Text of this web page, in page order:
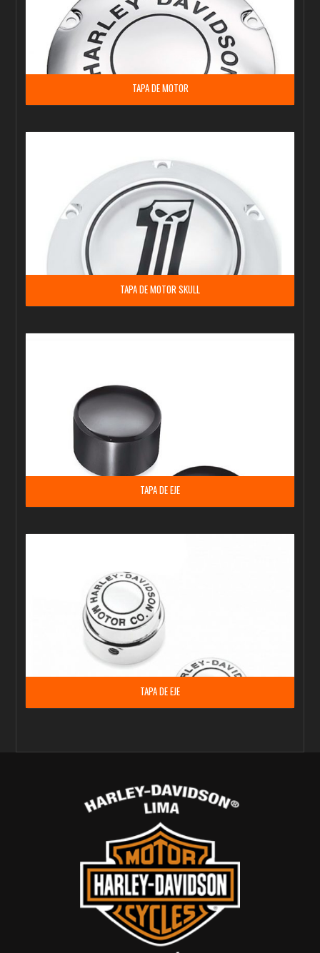
TAPA DE MOTOR
TAPA DE MOTOR SKULL
TAPA DE EJE
TAPA DE EJE